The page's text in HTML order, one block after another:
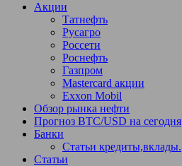
Акции
Татнефть
Русагро
Россети
Роснефть
Газпром
Mastercard акции
Exxon Mobil
Обзор рынка нефти
Прогноз BTC/USD на сегодня
Банки
Статьи кредиты,вклады.
Статьи